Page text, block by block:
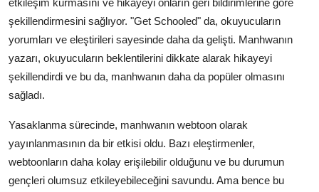
etkileşim kurmasını ve hikayeyi onların geri bildirimlerine göre
şekillendirmesini sağlıyor. "Get Schooled" da, okuyucuların
yorumları ve eleştirileri sayesinde daha da gelişti. Manhwanın
yazarı, okuyucuların beklentilerini dikkate alarak hikayeyi
şekillendirdi ve bu da, manhwanın daha da popüler olmasını
sağladı.
Yasaklanma sürecinde, manhwanın webtoon olarak
yayınlanmasının da bir etkisi oldu. Bazı eleştirmenler,
webtoonların daha kolay erişilebilir olduğunu ve bu durumun
gençleri olumsuz etkileyebileceğini savundu. Ama bence bu